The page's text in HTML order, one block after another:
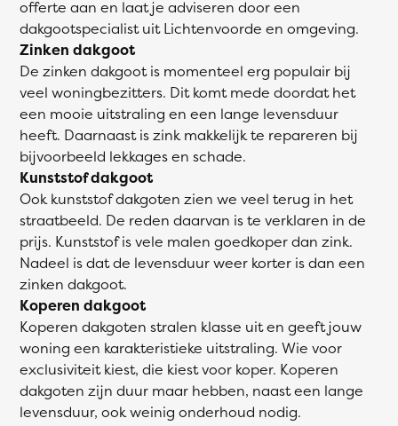
offerte aan en laat je adviseren door een
dakgootspecialist uit Lichtenvoorde en omgeving.
Zinken dakgoot
De zinken dakgoot is momenteel erg populair bij
veel woningbezitters. Dit komt mede doordat het
een mooie uitstraling en een lange levensduur
heeft. Daarnaast is zink makkelijk te repareren bij
bijvoorbeeld lekkages en schade.
Kunststof dakgoot
Ook kunststof dakgoten zien we veel terug in het
straatbeeld. De reden daarvan is te verklaren in de
prijs. Kunststof is vele malen goedkoper dan zink.
Nadeel is dat de levensduur weer korter is dan een
zinken dakgoot.
Koperen dakgoot
Koperen dakgoten stralen klasse uit en geeft jouw
woning een karakteristieke uitstraling. Wie voor
exclusiviteit kiest, die kiest voor koper. Koperen
dakgoten zijn duur maar hebben, naast een lange
levensduur, ook weinig onderhoud nodig.